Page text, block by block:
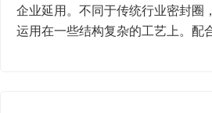
企业延用。不同于传统行业密封圈
运用在一些结构复杂的工艺上。配